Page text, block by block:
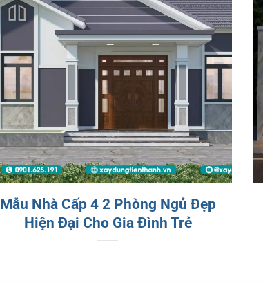
Mẫu Nhà Cấp 4 2 Phòng Ngủ Đẹp
Hiện Đại Cho Gia Đình Trẻ